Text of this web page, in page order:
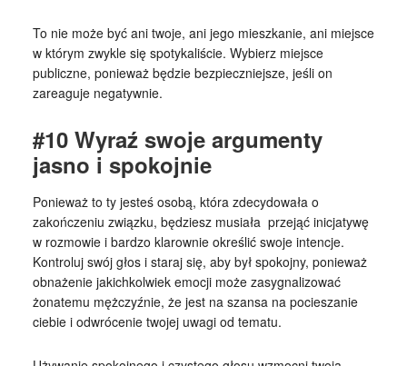
To nie może być ani twoje, ani jego mieszkanie, ani miejsce
w którym zwykle się spotykaliście. Wybierz miejsce
publiczne, ponieważ będzie bezpieczniejsze, jeśli on
zareaguje negatywnie.
#10 Wyraź swoje argumenty
jasno i spokojnie
Ponieważ to ty jesteś osobą, która zdecydowała o
zakończeniu związku, będziesz musiała przejąć inicjatywę
w rozmowie i bardzo klarownie określić swoje intencje.
Kontroluj swój głos i staraj się, aby był spokojny, ponieważ
obnażenie jakichkolwiek emocji może zasygnalizować
żonatemu mężczyźnie, że jest na szansa na pocieszanie
ciebie i odwrócenie twojej uwagi od tematu.